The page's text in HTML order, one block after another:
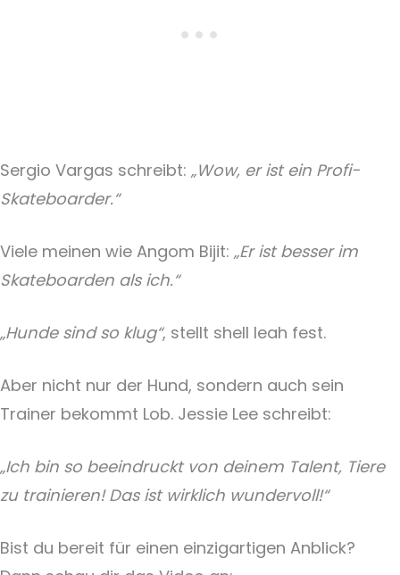
Sergio Vargas schreibt: „Wow, er ist ein Profi-
Skateboarder.“
Viele meinen wie Angom Bijit: „Er ist besser im
Skateboarden als ich.“
„Hunde sind so klug“, stellt shell leah fest.
Aber nicht nur der Hund, sondern auch sein
Trainer bekommt Lob. Jessie Lee schreibt:
„Ich bin so beeindruckt von deinem Talent, Tiere
zu trainieren! Das ist wirklich wundervoll!“
Bist du bereit für einen einzigartigen Anblick?